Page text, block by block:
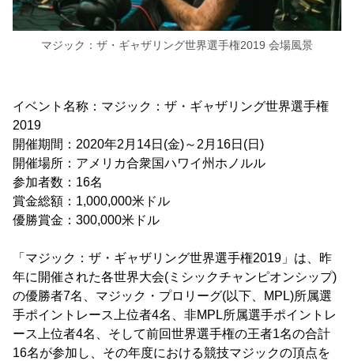
マジック：ザ・ギャザリング世界選手権2019 会場風景
イベント名称：マジック：ザ・ギャザリング世界選手権
2019
開催期間：2020年2月14日(金)～2月16日(日)
開催場所：アメリカ合衆国ハワイ州ホノルル
参加者数：16名
賞金総額：1,000,000米ドル
優勝賞金：300,000米ドル
「マジック：ザ・ギャザリング世界選手権2019」は、昨
年に開催された各世界大会(ミシックチャンピオンシップ)
の優勝者7名、マジック・プロリーグ(以下、MPL)所属選
手ポイントレース上位者4名、非MPL所属選手ポイントレ
ース上位者4名、そして前回世界選手権の王者1名の合計
16名が参加し、その年度における競技マジックの頂点を